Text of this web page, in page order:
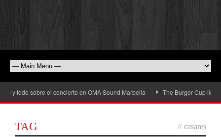
todo sobre el concierto en OMA Sound Marbella The Burger Cup llega a
TAG // casares